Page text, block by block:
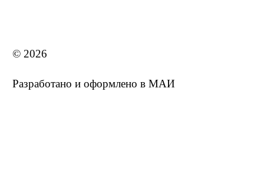
© 2026
Разработано и оформлено в МАИ